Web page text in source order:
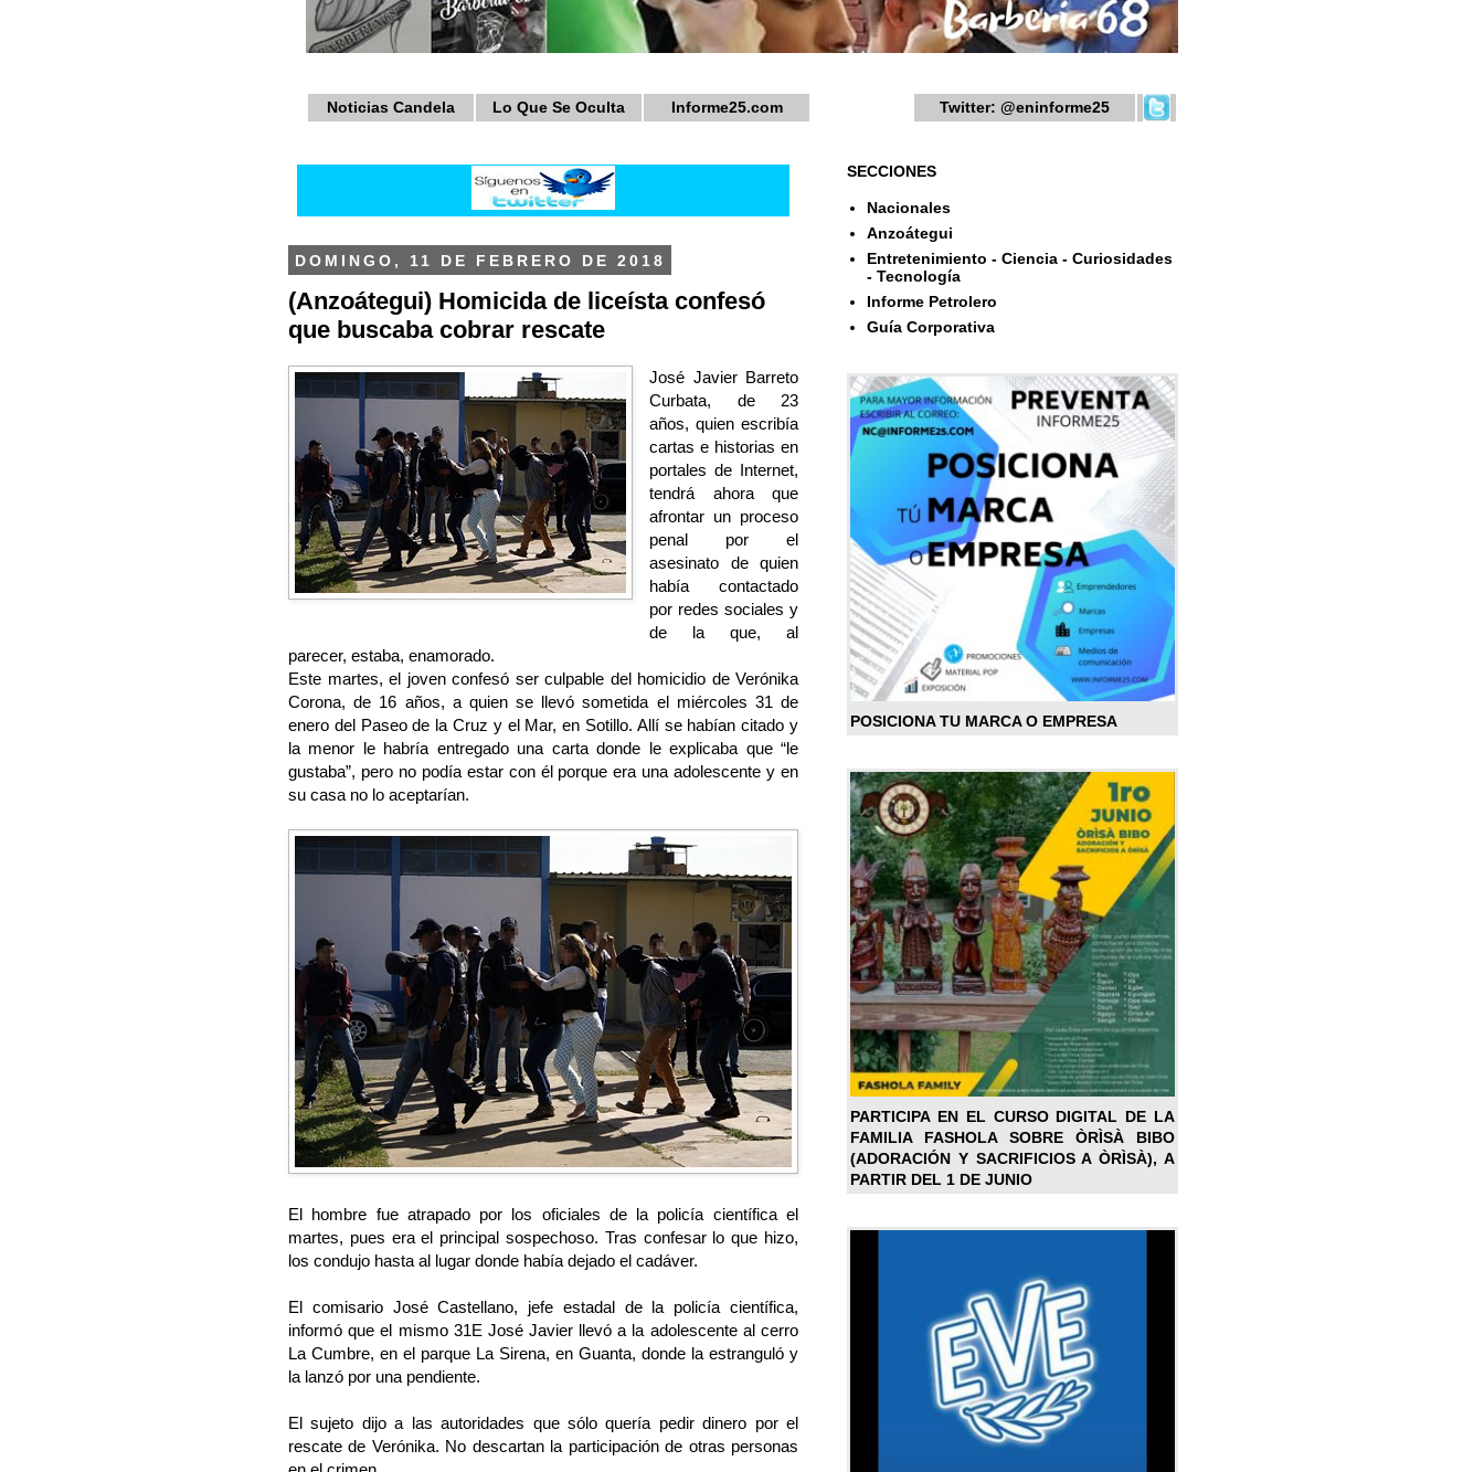
Noticias Candela Lo Que Se Oculta Informe25.com Twitter: @eninforme25
DOMINGO, 11 DE FEBRERO DE 2018
(Anzoátegui) Homicida de liceísta confesó
que buscaba cobrar rescate
José Javier Barreto
Curbata, de 23
años, quien escribía
cartas e historias en
portales de Internet,
tendrá ahora que
afrontar un proceso
penal por el
asesinato de quien
había contactado
por redes sociales y
de la que, al
parecer, estaba, enamorado.
Este martes, el joven confesó ser culpable del homicidio de Verónika
Corona, de 16 años, a quien se llevó sometida el miércoles 31 de
enero del Paseo de la Cruz y el Mar, en Sotillo. Allí se habían citado y
la menor le habría entregado una carta donde le explicaba que “le
gustaba”, pero no podía estar con él porque era una adolescente y en
su casa no lo aceptarían.
El hombre fue atrapado por los oficiales de la policía científica el
martes, pues era el principal sospechoso. Tras confesar lo que hizo,
los condujo hasta al lugar donde había dejado el cadáver.
El comisario José Castellano, jefe estadal de la policía científica,
informó que el mismo 31E José Javier llevó a la adolescente al cerro
La Cumbre, en el parque La Sirena, en Guanta, donde la estranguló y
la lanzó por una pendiente.
El sujeto dijo a las autoridades que sólo quería pedir dinero por el
rescate de Verónika. No descartan la participación de otras personas
SECCIONES
Nacionales
Anzoátegui
Entretenimiento - Ciencia - Curiosidades
- Tecnología
Informe Petrolero
Guía Corporativa
POSICIONA TU MARCA O EMPRESA
PARTICIPA EN EL CURSO DIGITAL DE LA
FAMILIA FASHOLA SOBRE ÒRÌSÀ BIBO
(ADORACIÓN Y SACRIFICIOS A ÒRÌSÀ), A
PARTIR DEL 1 DE JUNIO